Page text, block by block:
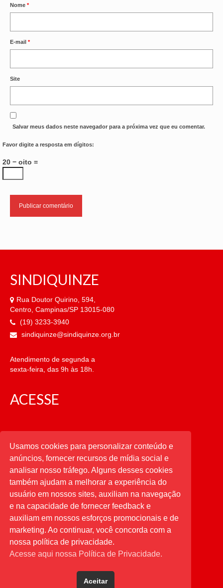
Nome *
E-mail *
Site
Salvar meus dados neste navegador para a próxima vez que eu comentar.
Favor digite a resposta em dígitos:
20 − oito =
SINDIQUINZE
Rua Doutor Quirino, 594,
Centro, Campinas/SP 13015-080
(19) 3233-3940
sindiquinze@sindiquinze.org.br
Atendimento de segunda a
sexta-feira, das 9h às 18h.
ACESSE
CATEGORIAS
CATEGORIAS
PESQUISAR
Buscar
por:
Usamos cookies para personalizar conteúdo e
anúncios, fornecer recursos de mídia social e
analisar nosso tráfego. Alguns desses cookies
também ajudam a melhorar a experiência do
usuário em nossos sites, auxiliam na navegação
e na capacidade de fornecer feedback e
auxiliam em nossos esforços promocionais e de
marketing. Ao continuar, você concorda com a
nossa política de privacidade.
Acesse aqui nossa Política de Privacidade.
Aceitar